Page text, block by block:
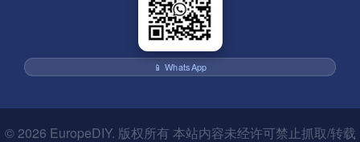
📱 WhatsApp
© 2026 EuropeDIY. 版权所有 本站内容未经许可禁止抓取/转载